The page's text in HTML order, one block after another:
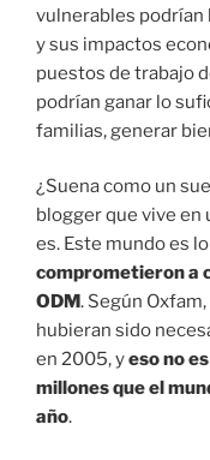
vulnerables
y sus impactos
puestos de trabajo
podrían ganar lo
familias, generar
¿Suena como un
blogger que vive en
es. Este mundo es
comprometieron a
ODM. Según
hubieran sido
en 2005, yeso no
millones que el
año.